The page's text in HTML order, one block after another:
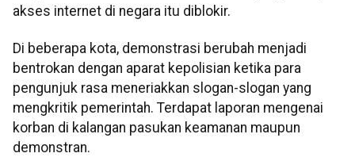
akses internet di negara itu diblokir.
Di beberapa kota, demonstrasi berubah menjadi
bentrokan dengan aparat kepolisian ketika para
pengunjuk rasa meneriakkan slogan-slogan yang
mengkritik pemerintah. Terdapat laporan mengenai
korban di kalangan pasukan keamanan maupun
demonstran.